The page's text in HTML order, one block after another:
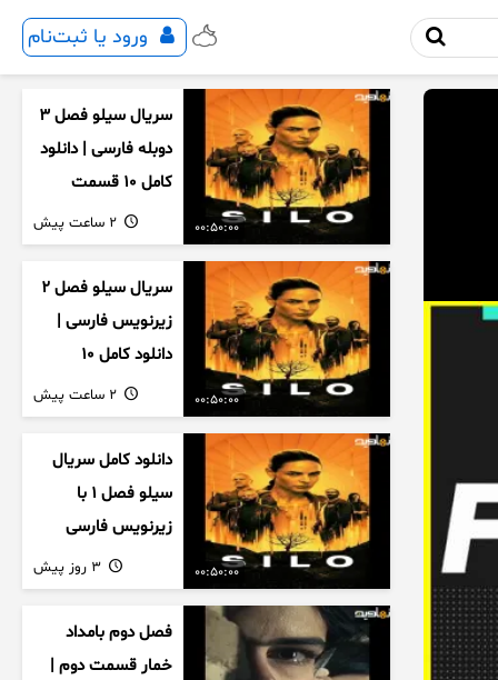
ورود یا ثبت‌نام
00:50:00
سریال سیلو فصل ۳
دوبله فارسی | دانلود
کامل ۱۰ قسمت
00:50:00
سریال سیلو فصل ۲
زیرنویس فارسی |
دانلود کامل ۱۰
قسمت
00:50:00
دانلود کامل سریال
سیلو فصل ۱ با
زیرنویس فارسی
فصل دوم بامداد
خمار قسمت دوم |